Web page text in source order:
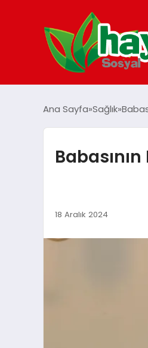
Ana Sayfa Sağlık
18 Aralık 2024